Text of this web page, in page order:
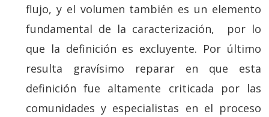
flujo, y el volumen también es un elemento
fundamental de la caracterización, por lo
que la definición es excluyente. Por último
resulta gravísimo reparar en que esta
definición fue altamente criticada por las
comunidades y especialistas en el proceso